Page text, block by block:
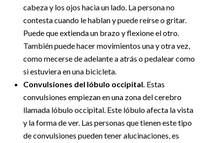
cabeza y los ojos hacia un lado. La persona no
contesta cuando le hablan y puede reírse o gritar.
Puede que extienda un brazo y flexione el otro.
También puede hacer movimientos una y otra vez,
como mecerse de adelante a atrás o pedalear como
si estuviera en una bicicleta.
Convulsiones del lóbulo occipital. Estas
convulsiones empiezan en una zona del cerebro
llamada lóbulo occipital. Este lóbulo afecta la vista
y la forma de ver. Las personas que tienen este tipo
de convulsiones pueden tener alucinaciones, es